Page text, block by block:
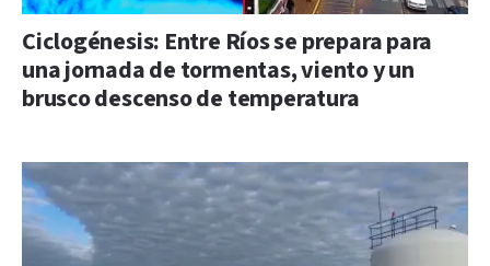
Ciclogénesis: Entre Ríos se prepara para
una jornada de tormentas, viento y un
brusco descenso de temperatura